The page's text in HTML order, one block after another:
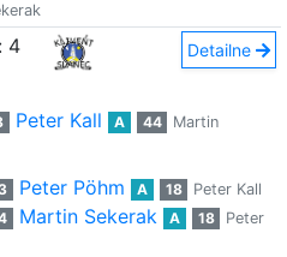
: 4 Detailne
Peter Kall A 44
Martin
Peter Pöhm A 18
Peter Kall
Martin Sekerak A 18
Peter